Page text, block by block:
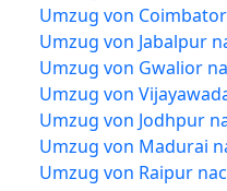
Umzug von
Umzug von Jabalpur
Umzug von Gwalior
Umzug von
Umzug von Jodhpur
Umzug von Madurai
Umzug von Raipur